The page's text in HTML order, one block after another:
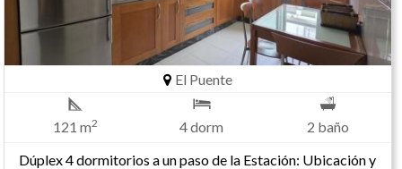
El Puente
121 m2 4 dorm
2 baño
Dúplex 4 dormitorios a un paso de la Estación: Ubicación y